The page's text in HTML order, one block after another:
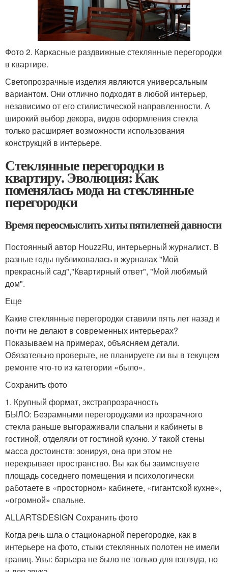
Фото 2. Каркасные раздвижные стеклянные перегородки
в квартире.
Светопрозрачные изделия являются универсальным
вариантом. Они отлично подходят в любой интерьер,
независимо от его стилистической направленности. А
широкий выбор декора, видов оформления стекла
только расширяет возможности использования
конструкций в интерьере.
Стеклянные перегородки в
квартиру. Эволюция: Как
поменялась мода на стеклянные
перегородки
Время переосмыслить хиты пятилетней давности
Постоянный автор HouzzRu, интерьерный журналист. В
разные годы публиковалась в журналах "Мой
прекрасный сад","Квартирный ответ", "Мой любимый
дом".
Еще
Какие стеклянные перегородки ставили пять лет назад и
почти не делают в современных интерьерах?
Показываем на примерах, объясняем детали.
Обязательно проверьте, не планируете ли вы в текущем
ремонте что-то из категории «было».
Сохранить фото
1. Крупный формат, экстрапрозрачность
БЫЛО: Безрамными перегородками из прозрачного
стекла раньше выгораживали спальни и кабинеты в
гостиной, отделяли от гостиной кухню. У такой стены
масса достоинств: зонируя, она при этом не
перекрывает пространство. Вы как бы заимствуете
площадь соседнего помещения и психологически
работаете в «просторном» кабинете, «гигантской кухне»,
«огромной» спальне.
ALLARTSDESIGN Сохранить фото
Когда речь шла о стационарной перегородке, как в
интерьере на фото, стыки стеклянных полотен не имели
границ. Увы: барьера не было не только для взгляда, но